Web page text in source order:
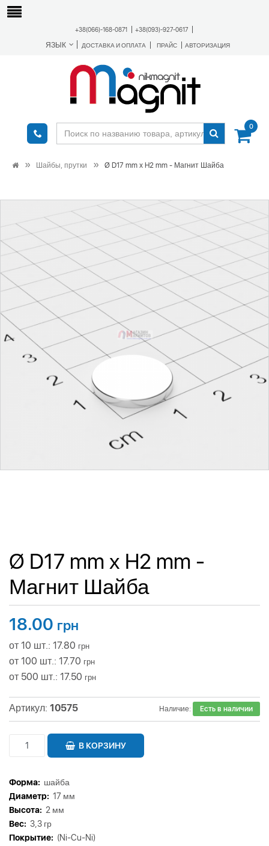
+38(066)-168-0871 +38(093)-927-0617
ЯЗЫК ДОСТАВКА И ОПЛАТА ПРАЙС АВТОРИЗАЦИЯ
0
Шайбы, прутки Ø D17 mm х H2 mm - Магнит Шайба
Ø D17 mm х H2 mm -
Магнит Шайба
18.00 грн
от 10 шт.: 17.80 грн
от 100 шт.: 17.70 грн
от 500 шт.: 17.50 грн
Артикул: 10575 Наличие: Есть в наличии
В КОРЗИНУ
Форма: шайба
Диаметр: 17 мм
Высота: 2 мм
Вес: 3,3 гр
Покрытие: (Ni-Cu-Ni)